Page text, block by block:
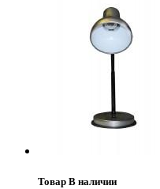
Товар В наличии